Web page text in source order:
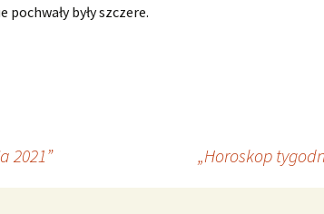
pochwały były szczere.
2021” „Horoskop